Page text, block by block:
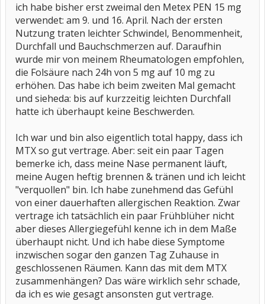
ich habe bisher erst zweimal den Metex PEN 15 mg
verwendet: am 9. und 16. April. Nach der ersten
Nutzung traten leichter Schwindel, Benommenheit,
Durchfall und Bauchschmerzen auf. Daraufhin
wurde mir von meinem Rheumatologen empfohlen,
die Folsäure nach 24h von 5 mg auf 10 mg zu
erhöhen. Das habe ich beim zweiten Mal gemacht
und sieheda: bis auf kurzzeitig leichten Durchfall
hatte ich überhaupt keine Beschwerden.
Ich war und bin also eigentlich total happy, dass ich
MTX so gut vertrage. Aber: seit ein paar Tagen
bemerke ich, dass meine Nase permanent läuft,
meine Augen heftig brennen & tränen und ich leicht
"verquollen" bin. Ich habe zunehmend das Gefühl
von einer dauerhaften allergischen Reaktion. Zwar
vertrage ich tatsächlich ein paar Frühblüher nicht
aber dieses Allergiegefühl kenne ich in dem Maße
überhaupt nicht. Und ich habe diese Symptome
inzwischen sogar den ganzen Tag Zuhause in
geschlossenen Räumen. Kann das mit dem MTX
zusammenhängen? Das wäre wirklich sehr schade,
da ich es wie gesagt ansonsten gut vertrage.